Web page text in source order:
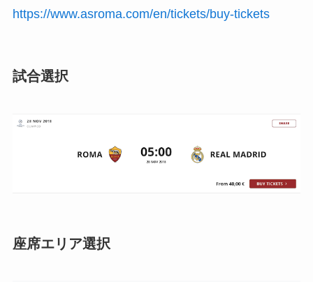
https://www.asroma.com/en/tickets/buy-tickets
試合選択
座席エリア選択